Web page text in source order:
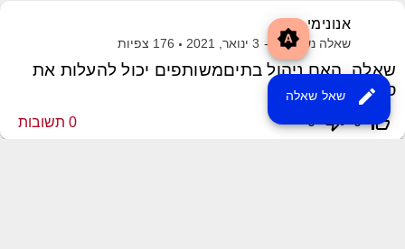
brightness_auto
edit שאל שאלה
אנונימי
שאלה נשאלה ב- 3 ינואר, 2021 176 צפיות
שאלה. האם ניהול בתיםמשותפים יכול להעלות את
סכום תשלום
thumb_up_off_alt
0
thumb_down_off_alt
0
0 תשובות